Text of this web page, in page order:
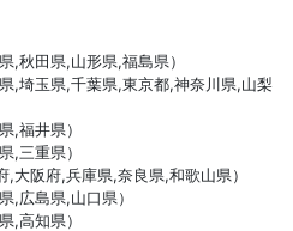
,秋田県,山形県,福島県）
,埼玉県,千葉県,東京都,神奈川県,山梨
,福井県）
,三重県）
大阪府,兵庫県,奈良県,和歌山県）
,広島県,山口県）
,高知県）